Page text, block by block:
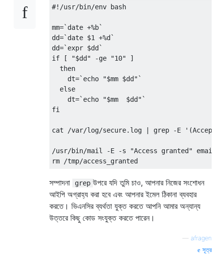
#!/usr/bin/env bash
mm=`date +%b`
dd=`date $1 +%d`
dd=`expr $dd`
if
[ "$dd" -ge "10"
]
then
    dt
=`echo "$mm $dd"`
else
    dt
=`echo "$mm  $dd"`
fi
cat /var/log/secure. log | grep -E
/usr/bin/mail -E -s "Access granted"
rm
/tmp/access_granted
সম্পাদনা grep উপরে যদি তুমি চাও, আপনার নিজের সংশোধন
আইপি অগ্রাহ্য করা হবে এবং আপনার ইমেল ঠিকানা ব্যবহার
করতে। ভিএনসির ব্যর্থতা যুক্ত করতে আপনি আমার অন্যান্য
উত্তরে কিছু কোড সংযুক্ত করতে পারেন।
afragen
সূত্র